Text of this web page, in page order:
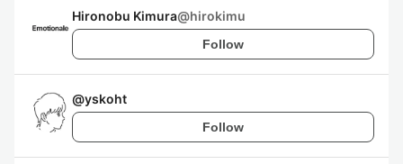
Hironobu Kimura@hirokimu
Follow
@yskoht
Follow